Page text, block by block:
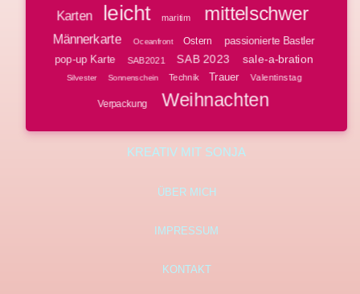
Karten leicht maritim mittelschwer
Männerkarte Oceanfront Ostern
passionierte Bastler
pop-up Karte
SAB2021 SAB 2023 sale-a-bration
Silvester Sonnenschein Technik Trauer Valentinstag
Verpackung Weihnachten
KREATIV MIT SONJA
ÜBER MICH
IMPRESSUM
KONTAKT